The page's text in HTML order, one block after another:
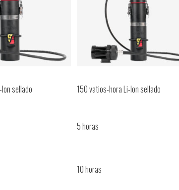
sellado 150 vatios-hora Li-Ion sellado
5 horas
10 horas